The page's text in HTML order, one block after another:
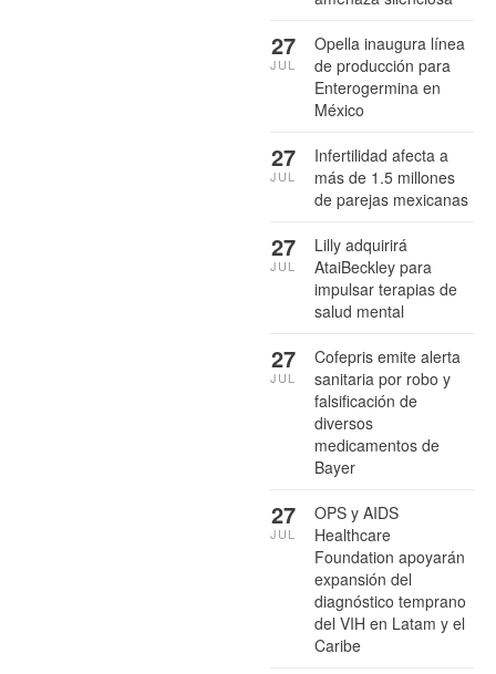
Opella inaugura línea
de producción para
Enterogermina en
México
27
JUL
Infertilidad afecta a
más de 1.5 millones
de parejas mexicanas
27
JUL
Lilly adquirirá
AtaiBeckley para
impulsar terapias de
salud mental
27
JUL
Cofepris emite alerta
sanitaria por robo y
falsificación de
diversos
medicamentos de
Bayer
27
JUL
OPS y AIDS
Healthcare
Foundation apoyarán
expansión del
diagnóstico temprano
del VIH en Latam y el
Caribe
27
JUL